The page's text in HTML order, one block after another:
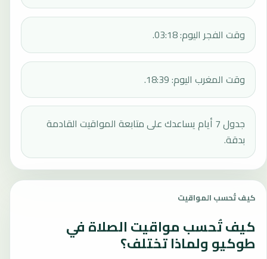
وقت الفجر اليوم: 03:18.
وقت المغرب اليوم: 18:39.
جدول 7 أيام يساعدك على متابعة المواقيت القادمة
بدقة.
كيف تُحسب المواقيت
كيف تُحسب مواقيت الصلاة في
طوكيو ولماذا تختلف؟